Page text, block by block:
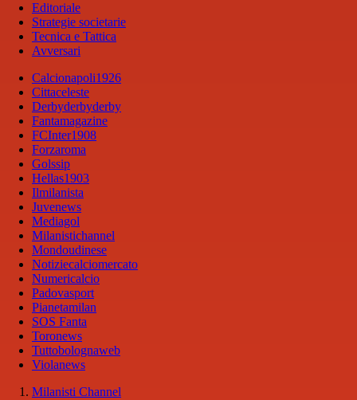
Editoriale
Strategie societarie
Tecnica e Tattica
Avversari
Calcionapoli1926
Cittaceleste
Derbyderbyderby
Fantamagazine
FCInter1908
Forzaroma
Golssip
Hellas1903
Ilmilanista
Juvenews
Mediagol
Milanistichannel
Mondoudinese
Notiziecalciomercato
Numericalcio
Padovasport
Pianetamilan
SOS Fanta
Toronews
Tuttobolognaweb
Violanews
Milanisti Channel